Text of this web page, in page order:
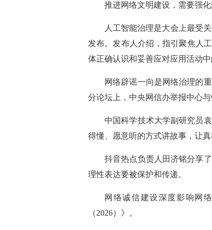
推进网络文明建设，需要强
人工智能治理是大会上最受
发布。发布人介绍，指引聚焦人
体正确认识和妥善应对应用活动
网络辟谣一向是网络治理的
分论坛上，中央网信办举报中心
中国科学技术大学副研究员
得懂、愿意听的方式讲故事，让
抖音热点负责人田济铭分享
理性表达要被保护和传递。
网络诚信建设深度影响网
（2026）》。